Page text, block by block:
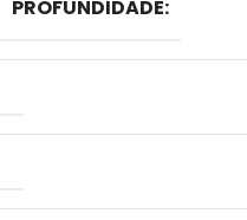
PROFUNDIDADE: